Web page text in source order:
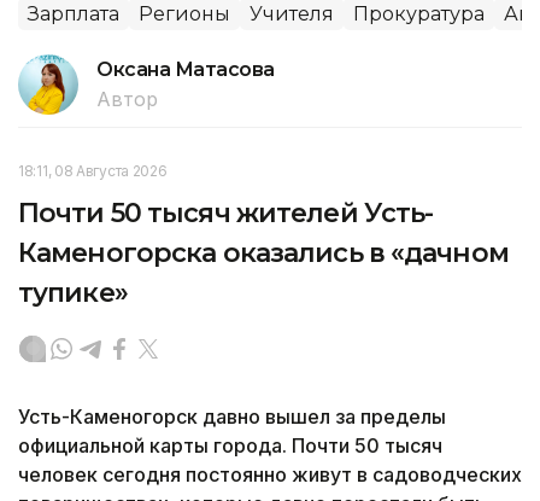
Зарплата Регионы Учителя Прокуратура
Оксана Матасова
Автор
18:11, 08 Августа 2026
Почти 50 тысяч жителей Усть-
Каменогорска оказались в «дачном
тупике»
Усть-Каменогорск давно вышел за пределы
официальной карты города. Почти 50 тысяч
человек сегодня постоянно живут в садоводческих